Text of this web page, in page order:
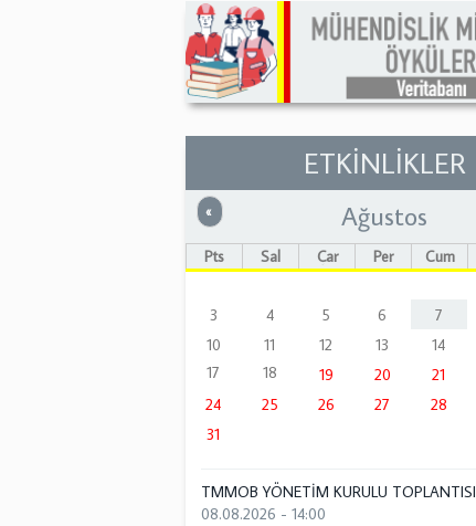
ETKİNLİKLER
« Önceki Ağustos
Pts Sal Çar Per Cum
3
4 5 6 7
10
11 12 13 14
17
18 19 20 21
24
25 26 27 28
31
TMMOB YÖNETİM KURULU TOPLANTISI
08.08.2026 - 14:00